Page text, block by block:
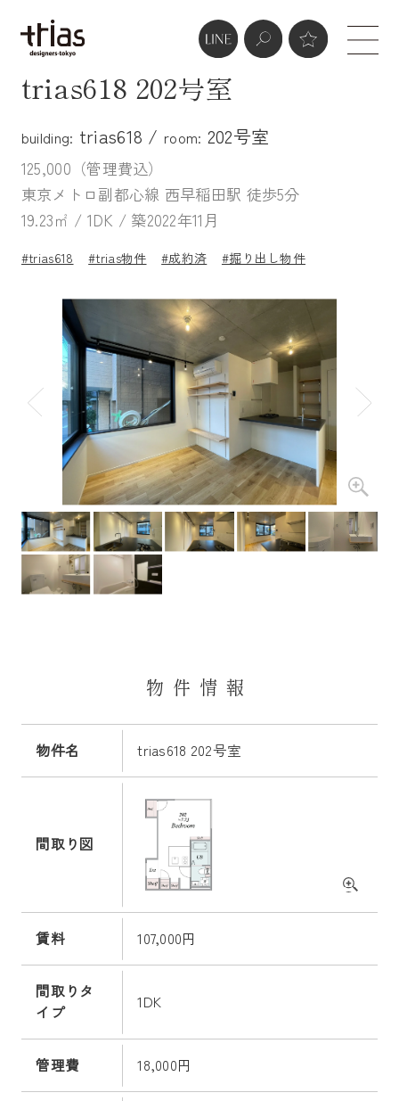
trias618 202号室
building: trias618 / room: 202号室
125,000（管理費込）
東京メトロ副都心線 西早稲田駅 徒歩5分
19.23㎡ / 1DK / 築2022年11月
#trias618 #trias物件 #成約済 #掘り出し物件
物件情報
物件名 trias618 202号室
間取り図
賃料 107,000円
間取りタ
イプ
1DK
管理費 18,000円